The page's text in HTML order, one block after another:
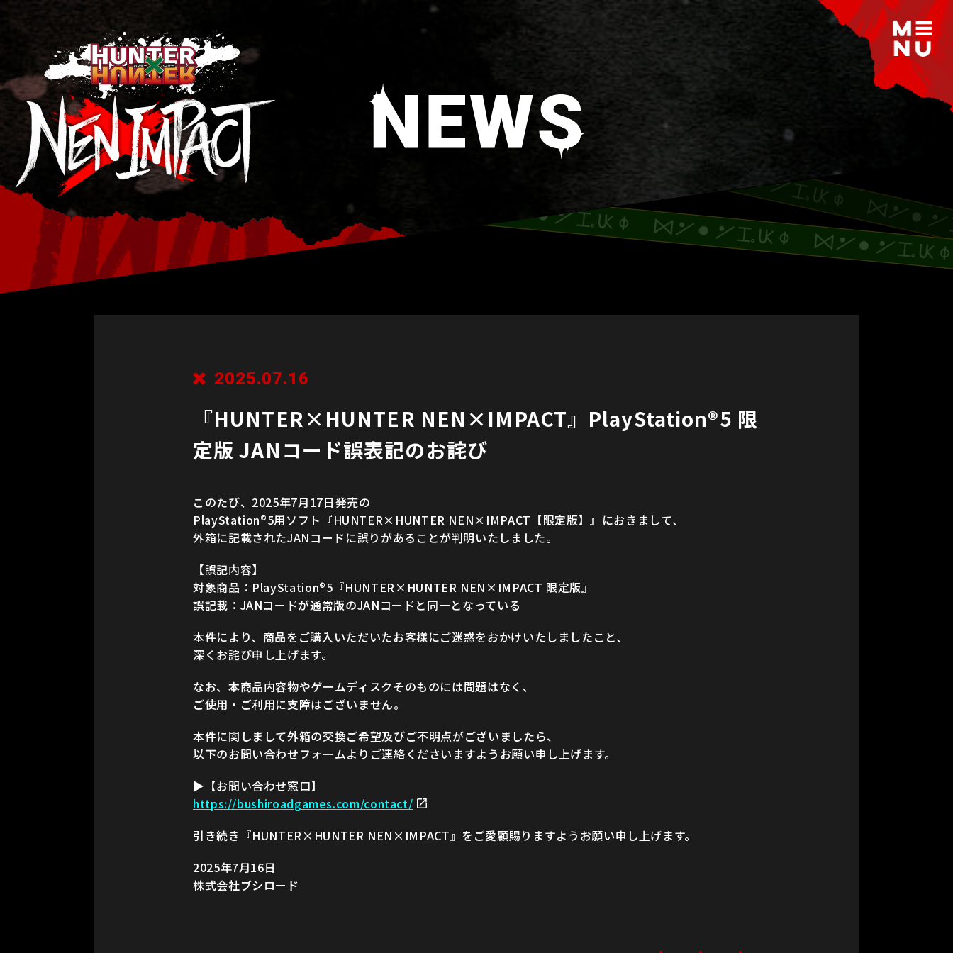
2025.07.16
『HUNTER×HUNTER NEN×IMPACT』PlayStation®5 限
定版 JANコード誤表記のお詫び
このたび、2025年7月17日発売の
PlayStation®5用ソフト『HUNTER×HUNTER NEN×IMPACT【限定版】』におきまして、
外箱に記載されたJANコードに誤りがあることが判明いたしました。
【誤記内容】
対象商品：PlayStation®5『HUNTER×HUNTER NEN×IMPACT 限定版』
誤記載：JANコードが通常版のJANコードと同一となっている
本件により、商品をご購入いただいたお客様にご迷惑をおかけいたしましたこと、
深くお詫び申し上げます。
なお、本商品内容物やゲームディスクそのものには問題はなく、
ご使用・ご利用に支障はございません。
本件に関しまして外箱の交換ご希望及びご不明点がございましたら、
以下のお問い合わせフォームよりご連絡くださいますようお願い申し上げます。
▶【お問い合わせ窓口】
https://bushiroadgames.com/contact/
引き続き『HUNTER×HUNTER NEN×IMPACT』をご愛顧賜りますようお願い申し上げます。
2025年7月16日
株式会社ブシロード